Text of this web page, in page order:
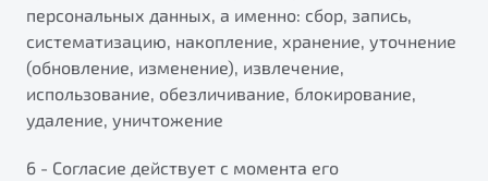
персональных данных, а именно: сбор, запись,
систематизацию, накопление, хранение, уточнение
(обновление, изменение), извлечение,
использование, обезличивание, блокирование,
удаление, уничтожение
6 - Согласие действует с момента его